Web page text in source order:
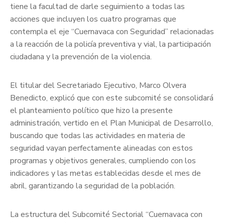
tiene la facultad de darle seguimiento a todas las
acciones que incluyen los cuatro programas que
contempla el eje “Cuernavaca con Seguridad” relacionadas
a la reacción de la policía preventiva y vial, la participación
ciudadana y la prevención de la violencia.
El titular del Secretariado Ejecutivo, Marco Olvera
Benedicto, explicó que con este subcomité se consolidará
el planteamiento político que hizo la presente
administración, vertido en el Plan Municipal de Desarrollo,
buscando que todas las actividades en materia de
seguridad vayan perfectamente alineadas con estos
programas y objetivos generales, cumpliendo con los
indicadores y las metas establecidas desde el mes de
abril, garantizando la seguridad de la población.
La estructura del Subcomité Sectorial “Cuernavaca con